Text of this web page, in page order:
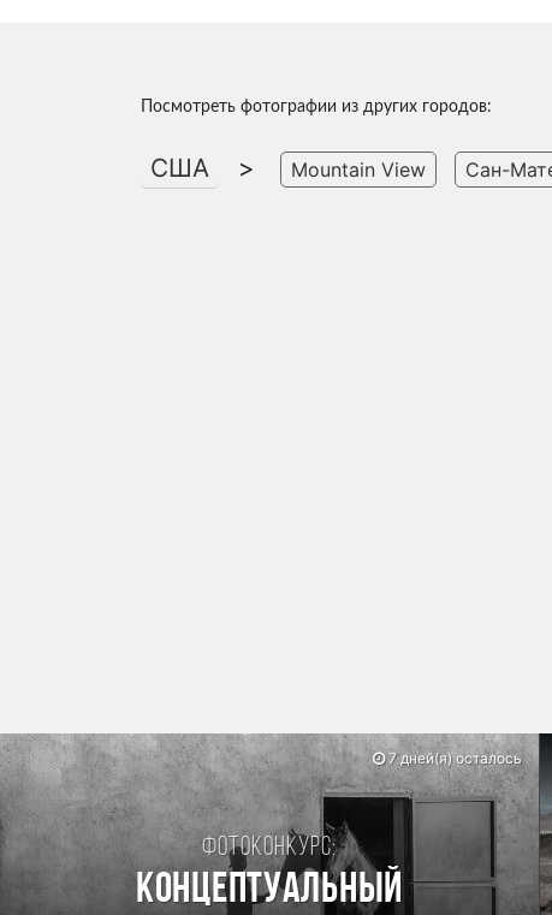
Посмотреть фотографии из других городов:
США > Mountain View Сан-
Фотоконкурс:
Концептуальный
7 дней(я) осталось